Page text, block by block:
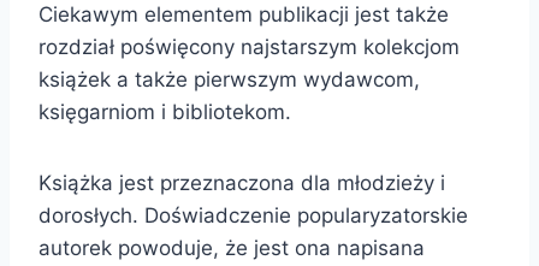
Ciekawym elementem publikacji jest także
rozdział poświęcony najstarszym kolekcjom
książek a także pierwszym wydawcom,
księgarniom i bibliotekom.
Książka jest przeznaczona dla młodzieży i
dorosłych. Doświadczenie popularyzatorskie
autorek powoduje, że jest ona napisana